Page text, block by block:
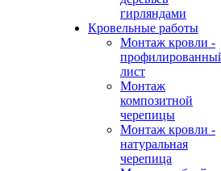
гирляндами
Кровельные работы
Монтаж кровли -
лист
Монтаж
композитной
черепицы
Монтаж кровли -
натуральная
черепица